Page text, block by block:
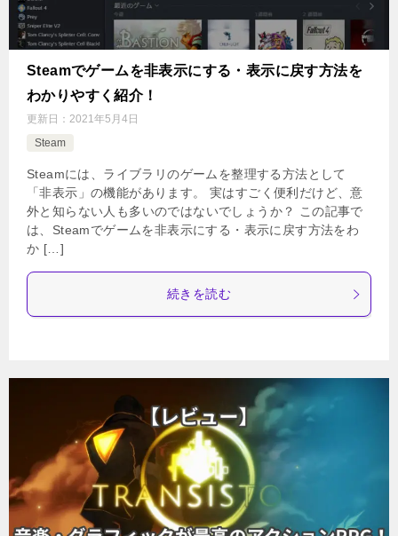
Steamでゲームを非表示にする・表示に戻す方法を
わかりやすく紹介！
更新日： 2021年5月4日
Steam
Steamには、ライブラリのゲームを整理する方法として
「非表示」の機能があります。 実はすごく便利だけど、意
外と知らない人も多いのではないでしょうか？ この記事で
は、Steamでゲームを非表示にする・表示に戻す方法をわ
か […]
続きを読む